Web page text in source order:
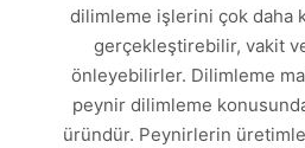
dilimleme işlerini çok daha
gerçekleştirebilir, vakit
önleyebilirler. Dilimleme
peynir dilimleme
üründür. Peynirlerin